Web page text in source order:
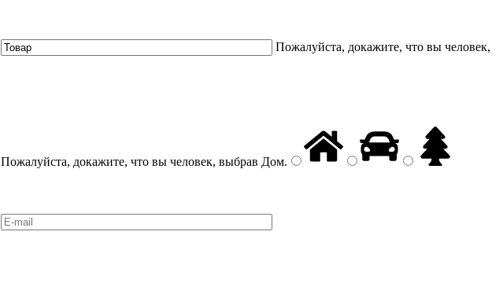
Пожалуйста, докажите, что вы человек,
Пожалуйста, докажите, что вы человек, выбрав Дом.